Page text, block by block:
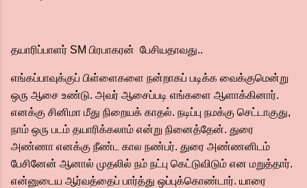
தயாரிப்பாளர் SM பிரபாகரன் பேசியதாவது..
எங்கப்பாவுக்குப் பிள்ளைகளை நன்றாகப் படிக்க வைக்குமென்று
ஒரு ஆசை உண்டு. அவர் ஆசைப்படி எங்களை ஆளாக்கினார்.
எனக்கு சினிமா மீது நிறையக் காதல். நடிப்பு நமக்கு செட்டாகுது,
நாம் ஒரு படம் தயாரிக்கலாம் என்று நினைத்தேன். துரை
அண்ணா எனக்கு நீண்ட கால நண்பர். துரை அண்ணனிடம்
பேசினேன் ஆனால் முதலில் நம் நட்பு கெட்டுவிடும் என மறுத்தார்.
என்னுடைய ஆர்வத்தைப் பார்த்து ஒப்புக்கொண்டார். யாரை